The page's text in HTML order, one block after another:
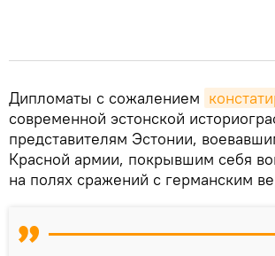
Дипломаты с сожалением
современной эстонской
представителям Эстонии,
Красной армии, покрывшим себя
на полях сражений с германским